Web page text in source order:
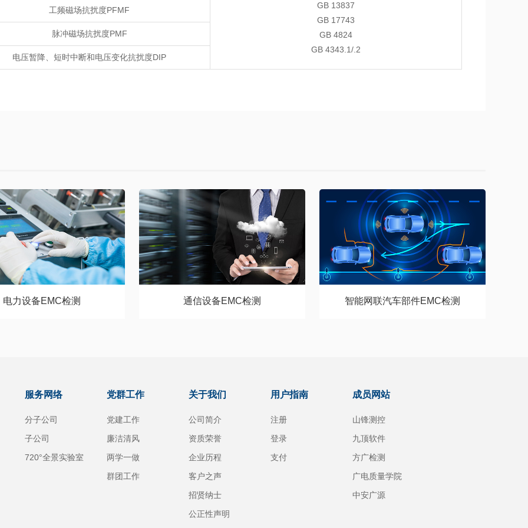
GB 13837
GB 17743
GB 4824
GB 4343.1/.2
工频磁场抗扰度PFMF
脉冲磁场抗扰度PMF
电压暂降、短时中断和电压变化抗扰度DIP
电力设备EMC检测 通信设备EMC检测 智能网联汽车部件EMC检测
服务网络
分子公司
子公司
720°全景实验室
党群工作
党建工作
廉洁清风
两学一做
群团工作
关于我们
公司简介
资质荣誉
企业历程
客户之声
招贤纳士
公正性声明
用户指南
注册
登录
支付
成员网站
山锋测控
九顶软件
方广检测
广电质量学院
中安广源